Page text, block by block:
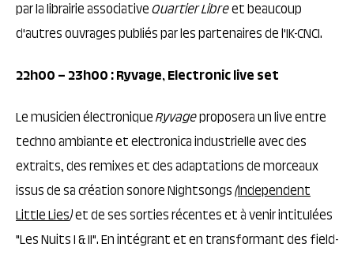
par la librairie associativeQuartier Libreet beaucoup
d'autres ouvrages publiés par les partenaires de l'IK-CNCI.
22h00 – 23h00 : Ryvage, Electronic live set
Le musicien électroniqueRyvageproposera un live entre
techno ambiante et electronica industrielle avec des
extraits, des remixes et des adaptations de morceaux
issus de sa création sonore Nightsongs(Independent
Little Lies)et de ses sorties récentes et à venir intitulées
"Les Nuits I & II". En intégrant et en transformant des field-